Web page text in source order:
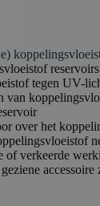
reservoirs
tegen UV-
van
over het
of verkeerde